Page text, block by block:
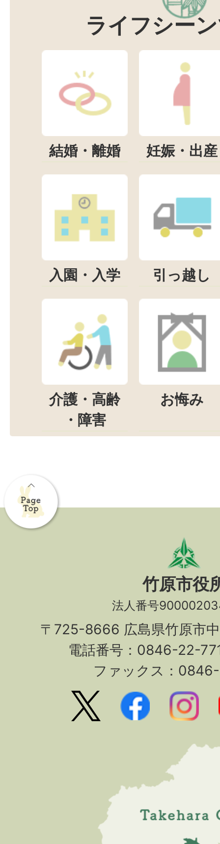
ライフシー
結婚・離婚 妊娠・出産
入園・入学 引っ越し
介護・高齢
・障害
お悔み
竹原市役
法人番号
〒725-8666 広島県竹原市
電話番号：0846-22-
ファックス：